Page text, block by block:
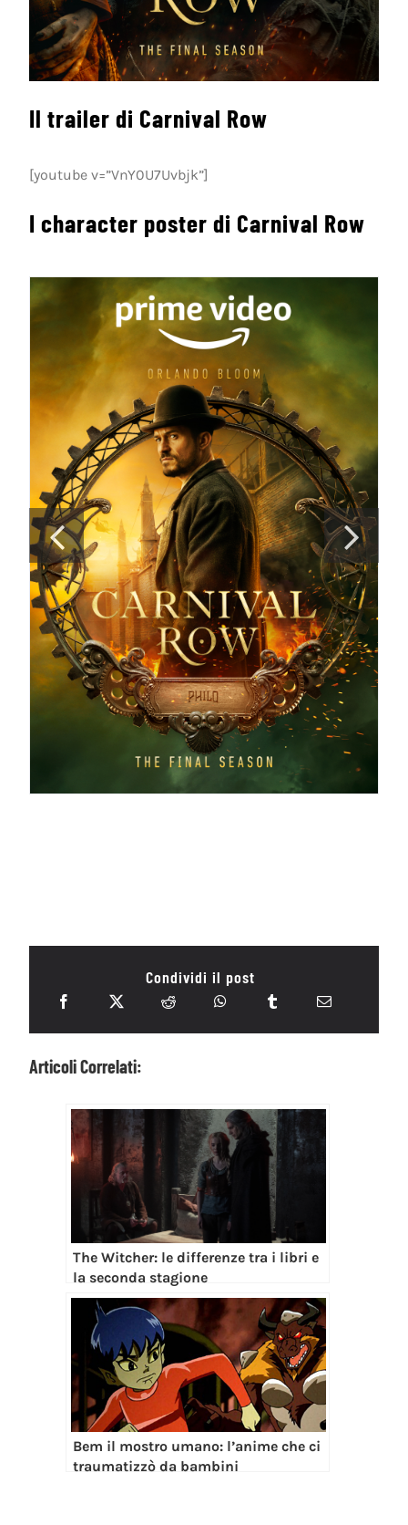
Il trailer di Carnival Row
[youtube v=”VnY0U7Uvbjk”]
I character poster di Carnival Row
Condividi il post
Articoli Correlati:
The Witcher: le differenze tra i libri e
la seconda stagione
Bem il mostro umano: l’anime che ci
traumatizzò da bambini